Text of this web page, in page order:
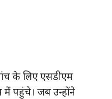
के लिए एसडीएम
में पहुंचे। जब उन्होंने